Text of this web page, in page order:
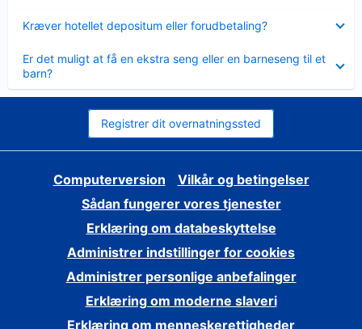
Kræver hotellet depositum eller forudbetaling?
Er det muligt at få en ekstra seng eller en barneseng til et
barn?
Registrer dit overnatningssted
Computerversion
Vilkår og betingelser
Sådan fungerer vores tjenester
Erklæring om databeskyttelse
Administrer indstillinger for cookies
Administrer personlige anbefalinger
Erklæring om moderne slaveri
Erklæring om menneskerettigheder